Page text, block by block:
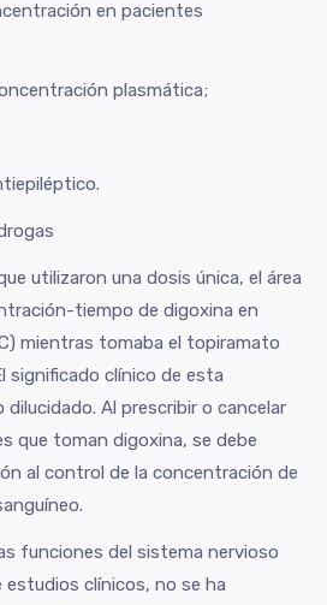
en pacientes
plasmática;
utilizaron una dosis única, el área
tiempo de digoxina en
mientras tomaba el topiramato
significado clínico de esta
Al prescribir o cancelar
que toman digoxina, se debe
al control de la concentración de
funciones del sistema nervioso
clínicos, no se ha